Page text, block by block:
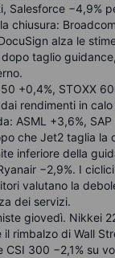
Salesforce −4,9%
chiusura:
alza le
dopo taglio
+0,4%, STOXX
rendimenti in
ASML +3,6%,
che Jet2 taglia la
inferiore della
−2,9%. I
valutano la
dei servizi.
giovedì. Nikkei
il rimbalzo di Wall
CSI 300 −2,1% su